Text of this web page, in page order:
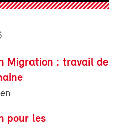
Migration : travail de
pour les